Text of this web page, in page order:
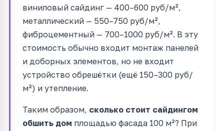
виниловый сайдинг — 400–600 руб/м²,
металлический — 550–750 руб/м²,
фиброцементный — 700–1000 руб/м². В эту
стоимость обычно входит монтаж панелей
и доборных элементов, но не входит
устройство обрешётки (ещё 150–300 руб/
м²) и утепление.
Таким образом, сколько стоит сайдингом
обшить дом площадью фасада 100 м²? При